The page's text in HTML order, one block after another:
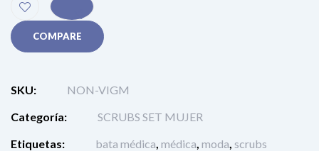
COMPARE
SKU:
NON-VIGM
Categoría:
SCRUBS SET MUJER
Etiquetas:
bata médica médica moda scrubs